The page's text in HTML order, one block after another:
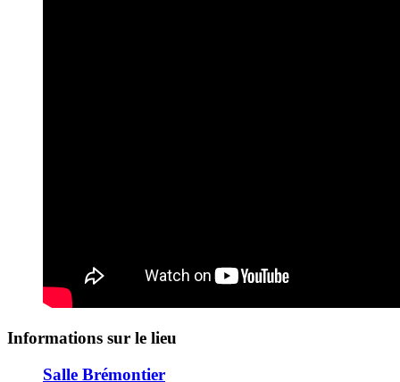
Informations sur le lieu
Salle Brémontier